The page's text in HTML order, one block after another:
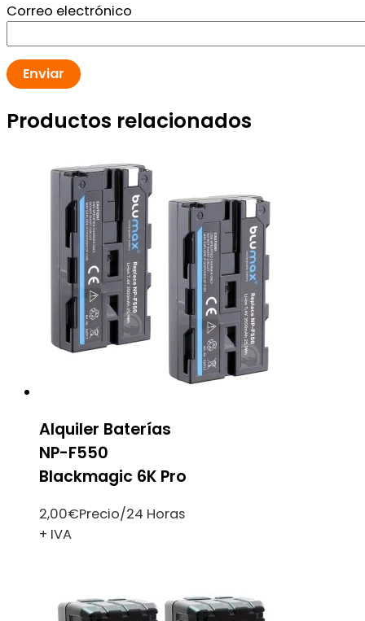
Correo electrónico
Productos relacionados
Alquiler Baterías
NP-F550
Blackmagic 6K Pro
2,00€Precio/24 Horas
+ IVA